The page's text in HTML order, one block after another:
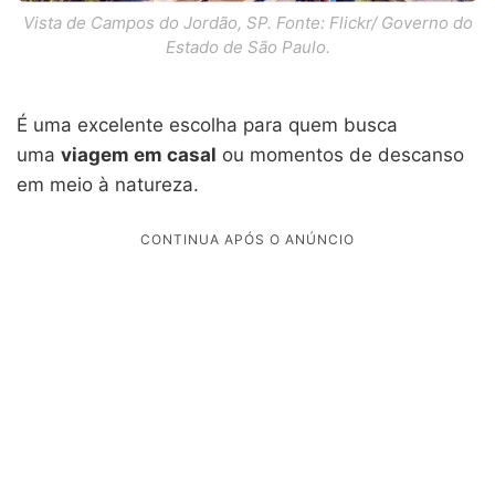
Vista de Campos do Jordão, SP. Fonte: Flickr/ Governo do
Estado de São Paulo.
É uma excelente escolha para quem busca
uma viagem em casal ou momentos de descanso
em meio à natureza.